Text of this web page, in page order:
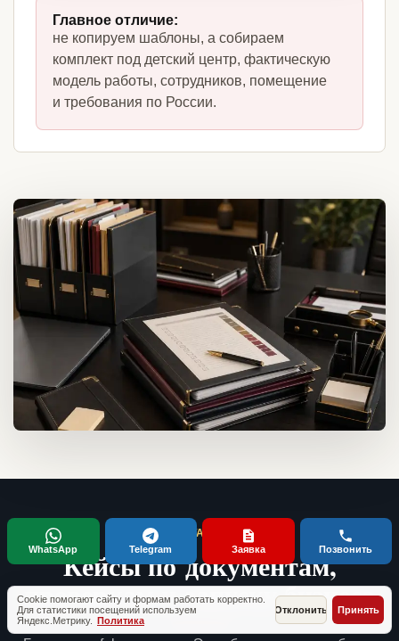
Главное отличие:
не копируем шаблоны, а собираем
комплект под детский центр, фактическую
модель работы, сотрудников, помещение
и требования по России.
ТИПОВЫЕ СИТУАЦИИ КЛИЕНТОВ
Кейсы по документам,
проверкам и запуску бизнеса
Cookie помогают сайту и формам работать корректно.
Для статистики посещений используем
Яндекс.Метрику. Политика
Отклонить Принять
WhatsApp Telegram Заявка Позвонить